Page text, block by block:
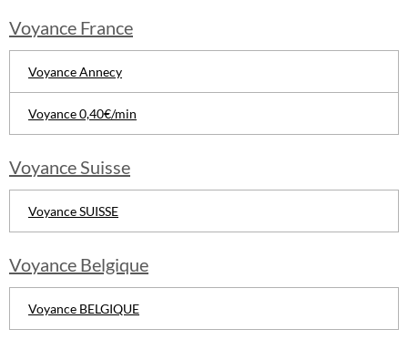
Voyance France
Voyance Annecy
Voyance 0,40€/min
Voyance Suisse
Voyance SUISSE
Voyance Belgique
Voyance BELGIQUE